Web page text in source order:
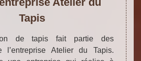
Tapis
de tapis fait partie des
l’entreprise Atelier du Tapis.